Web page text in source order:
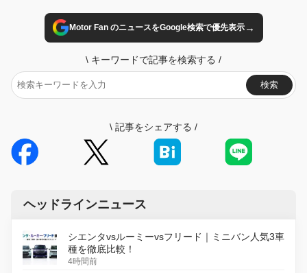
Motor Fan のニュースをGoogle検索で優先表示→
\ キーワードで記事を検索する /
検索
\ 記事をシェアする /
ヘッドラインニュース
シエンタvsルーミーvsフリード｜ミニバン人気3車
種を徹底比較！
4時間前